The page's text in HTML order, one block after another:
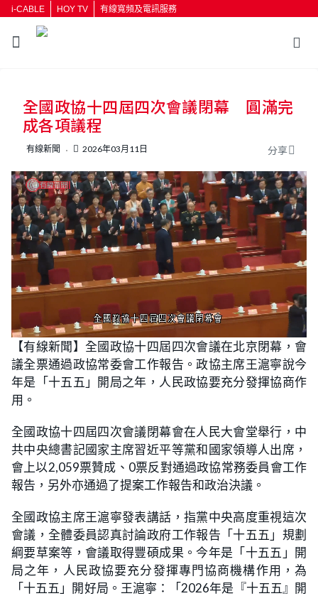
i-CABLE HOY TV 有線寬頻及電訊服務
按輸入鍵開始搜尋
全國政協十四屆四次會議閉幕 圓滿完
成各項議程
有線新聞 2026年03月11日 分享
U
n
m
t
e
L
o
a
d
e
d
:
4
%
【有線新聞】全國政協十四屆四次會議在北京閉幕，會
議全票通過政協常委會工作報告。政協主席王滬寧說今
年是「十五五」開局之年，人民政協要充分發揮協商作
用。
全國政協十四屆四次會議閉幕會在人民大會堂舉行，中
共中央總書記國家主席習近平等黨和國家領導人出席，
會上以2,059票贊成、0票反對通過政協常務委員會工作
報告，另外亦通過了提案工作報告和政治決議。
全國政協主席王滬寧發表講話，指黨中央高度重視這次
會議，全體委員認真討論政府工作報告「十五五」規劃
綱要草案等，會議取得豐碩成果。今年是「十五五」開
局之年，人民政協要充分發揮專門協商機構作用，為
「十五五」開好局。王滬寧：「2026年是『十五五』開